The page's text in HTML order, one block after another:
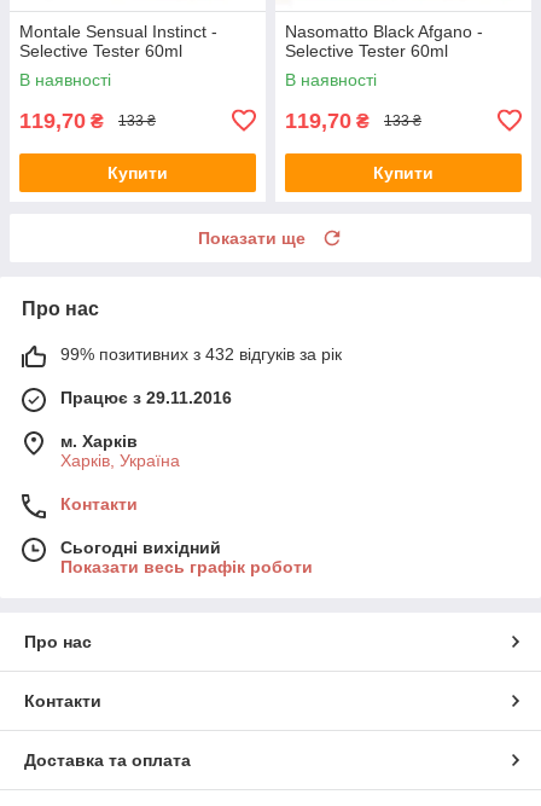
Montale Sensual Instinct -
Selective Tester 60ml
В наявності
119,70 ₴ 133 ₴
Купити
Nasomatto Black Afgano -
Selective Tester 60ml
В наявності
119,70 ₴ 133 ₴
Купити
Показати ще
Про нас
99% позитивних з 432 відгуків за рік
Працює з 29.11.2016
м. Харків
Харків, Україна
Контакти
Сьогодні вихідний
Показати весь графік роботи
Про нас
Контакти
Доставка та оплата